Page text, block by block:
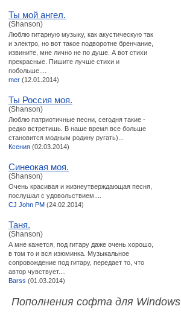
Ты мой ангел.
(Shanson)
Люблю гитарную музыку, как акустическую так
и электро, но вот такое подворотне бренчание,
извините, мне лично не по душе. А вот стихи
прекрасные. Пишите лучше стихи и
побольше....
mer (12.01.2014)
Ты Россия моя.
(Shanson)
Люблю патриотичные песни, сегодня такие -
редко встретишь. В наше время все больше
становится модным родину ругать)...
Ксения (02.03.2014)
Cинеокая моя.
(Shanson)
Очень красивая и жизнеутверждающая песня,
послушал с удовольствием....
CJ John PM (24.02.2014)
Таня.
(Shanson)
А мне кажется, под гитару даже очень хорошо,
в том то и вся изюминка. Музыкальное
сопровождение под гитару, передает то, что
автор чувствует....
Barss (01.03.2014)
Пополнения софта для Windows